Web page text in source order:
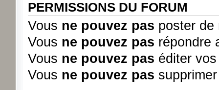
PERMISSIONS DU FORUM
Vous ne pouvez pas poster de
Vous ne pouvez pas répondre
Vous ne pouvez pas éditer
Vous ne pouvez pas